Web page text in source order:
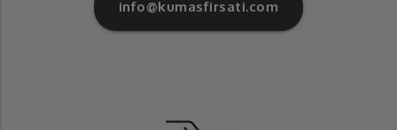
info@kumasfirsati.com